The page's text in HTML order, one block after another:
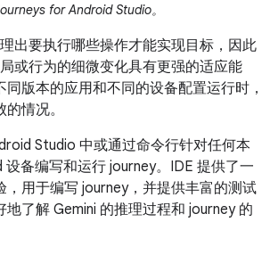
for Android Studio。
出要执行哪些操作才能实现目标，因此
或行为的细微变化具有更强的适应能
同版本的应用和不同的设备配置运行时，
情况。
Studio 中或通过命令行针对任何本
设备编写和运行 journey。IDE 提供了一
，用于编写 journey，并提供丰富的测试
了解 Gemini 的推理过程和 journey 的